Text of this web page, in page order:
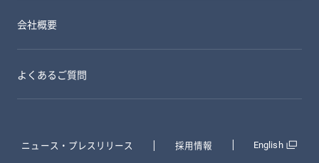
ニュース・プレスリリース 採用情報 English
会社概要
よくあるご質問